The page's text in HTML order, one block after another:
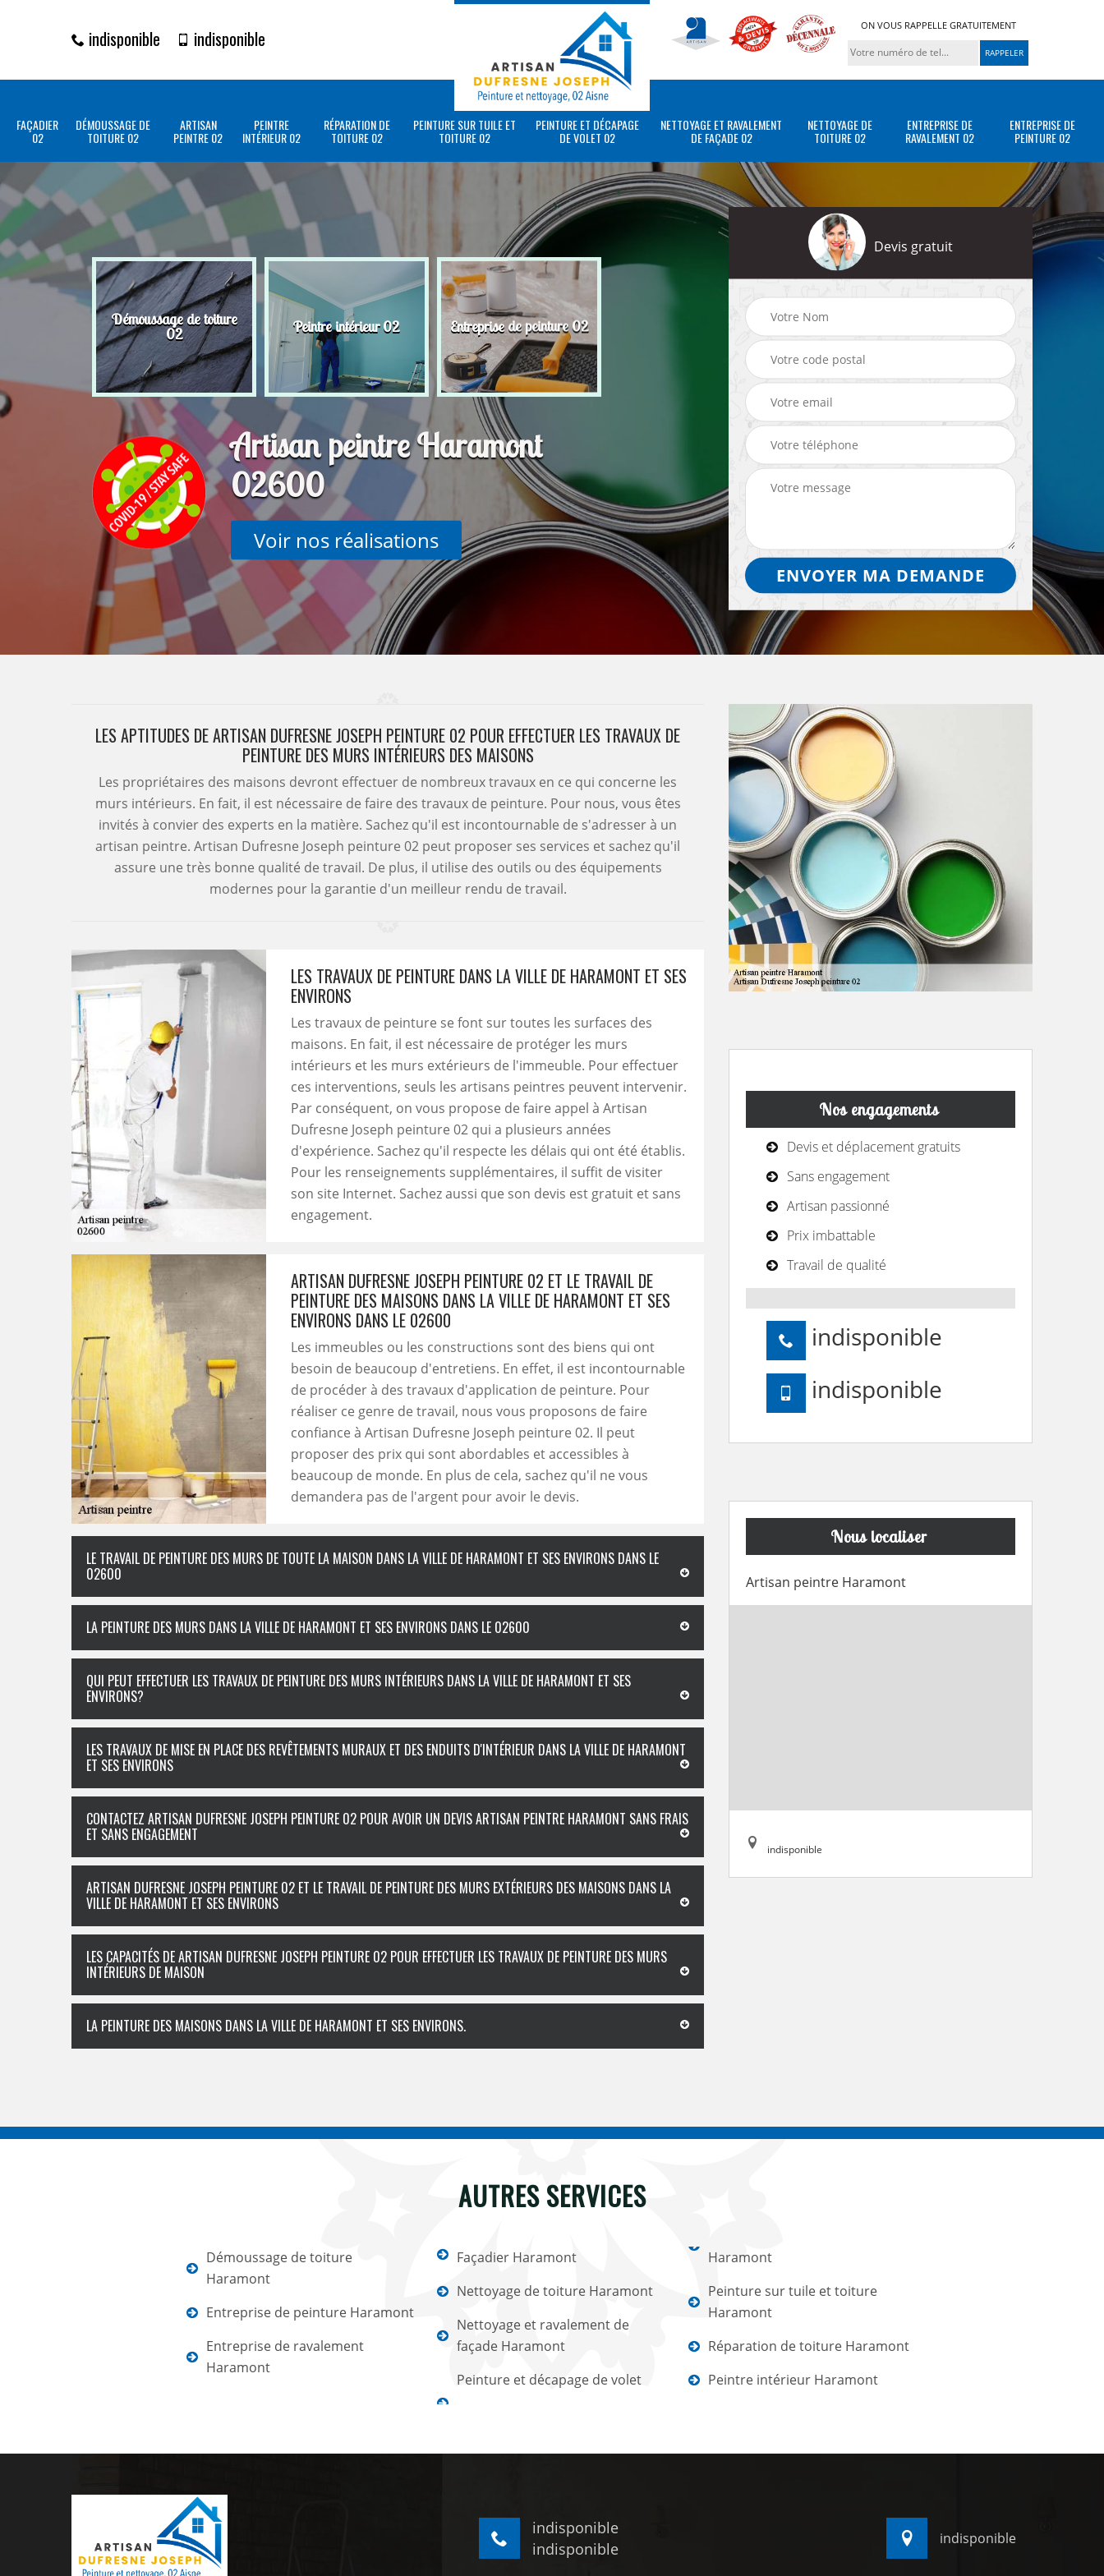
indisponible indisponible
ON VOUS RAPPELLE GRATUITEMENT
FAÇADIER
02
DÉMOUSSAGE DE
TOITURE 02
ARTISAN
PEINTRE 02
PEINTRE
INTÉRIEUR 02
RÉPARATION DE
TOITURE 02
PEINTURE SUR TUILE ET
TOITURE 02
PEINTURE ET DÉCAPAGE
DE VOLET 02
NETTOYAGE ET RAVALEMENT
DE FAÇADE 02
NETTOYAGE DE
TOITURE 02
ENTREPRISE DE
RAVALEMENT 02
ENTREPRISE DE
PEINTURE 02
Démoussage de toiture
02 Peintre intérieur 02 Entreprise de peinture 02
Artisan peintre Haramont
02600
Voir nos réalisations
Devis gratuit
LES APTITUDES DE ARTISAN DUFRESNE JOSEPH PEINTURE 02 POUR EFFECTUER LES TRAVAUX DE
PEINTURE DES MURS INTÉRIEURS DES MAISONS
Les propriétaires des maisons devront effectuer de nombreux travaux en ce qui concerne les
murs intérieurs. En fait, il est nécessaire de faire des travaux de peinture. Pour nous, vous êtes
invités à convier des experts en la matière. Sachez qu'il est incontournable de s'adresser à un
artisan peintre. Artisan Dufresne Joseph peinture 02 peut proposer ses services et sachez qu'il
assure une très bonne qualité de travail. De plus, il utilise des outils ou des équipements
modernes pour la garantie d'un meilleur rendu de travail.
LES TRAVAUX DE PEINTURE DANS LA VILLE DE HARAMONT ET SES
ENVIRONS
Les travaux de peinture se font sur toutes les surfaces des
maisons. En fait, il est nécessaire de protéger les murs
intérieurs et les murs extérieurs de l'immeuble. Pour effectuer
ces interventions, seuls les artisans peintres peuvent intervenir.
Par conséquent, on vous propose de faire appel à Artisan
Dufresne Joseph peinture 02 qui a plusieurs années
d'expérience. Sachez qu'il respecte les délais qui ont été établis.
Pour les renseignements supplémentaires, il suffit de visiter
son site Internet. Sachez aussi que son devis est gratuit et sans
engagement.
ARTISAN DUFRESNE JOSEPH PEINTURE 02 ET LE TRAVAIL DE
PEINTURE DES MAISONS DANS LA VILLE DE HARAMONT ET SES
ENVIRONS DANS LE 02600
Les immeubles ou les constructions sont des biens qui ont
besoin de beaucoup d'entretiens. En effet, il est incontournable
de procéder à des travaux d'application de peinture. Pour
réaliser ce genre de travail, nous vous proposons de faire
confiance à Artisan Dufresne Joseph peinture 02. Il peut
proposer des prix qui sont abordables et accessibles à
beaucoup de monde. En plus de cela, sachez qu'il ne vous
demandera pas de l'argent pour avoir le devis.
LE TRAVAIL DE PEINTURE DES MURS DE TOUTE LA MAISON DANS LA VILLE DE HARAMONT ET SES ENVIRONS DANS LE
02600
LA PEINTURE DES MURS DANS LA VILLE DE HARAMONT ET SES ENVIRONS DANS LE 02600
QUI PEUT EFFECTUER LES TRAVAUX DE PEINTURE DES MURS INTÉRIEURS DANS LA VILLE DE HARAMONT ET SES
ENVIRONS?
LES TRAVAUX DE MISE EN PLACE DES REVÊTEMENTS MURAUX ET DES ENDUITS D'INTÉRIEUR DANS LA VILLE DE HARAMONT
ET SES ENVIRONS
CONTACTEZ ARTISAN DUFRESNE JOSEPH PEINTURE 02 POUR AVOIR UN DEVIS ARTISAN PEINTRE HARAMONT SANS FRAIS
ET SANS ENGAGEMENT
ARTISAN DUFRESNE JOSEPH PEINTURE 02 ET LE TRAVAIL DE PEINTURE DES MURS EXTÉRIEURS DES MAISONS DANS LA
VILLE DE HARAMONT ET SES ENVIRONS
LES CAPACITÉS DE ARTISAN DUFRESNE JOSEPH PEINTURE 02 POUR EFFECTUER LES TRAVAUX DE PEINTURE DES MURS
INTÉRIEURS DE MAISON
LA PEINTURE DES MAISONS DANS LA VILLE DE HARAMONT ET SES ENVIRONS.
Nos engagements
Devis et déplacement gratuits
Sans engagement
Artisan passionné
Prix imbattable
Travail de qualité
indisponible
indisponible
Nous localiser
Artisan peintre Haramont
indisponible
AUTRES SERVICES
Démoussage de toiture
Haramont
Entreprise de peinture Haramont
Entreprise de ravalement
Haramont
Façadier Haramont
Nettoyage de toiture Haramont
Nettoyage et ravalement de
façade Haramont
Peinture et décapage de volet
Haramont
Peinture sur tuile et toiture
Haramont
Réparation de toiture Haramont
Peintre intérieur Haramont
indisponible
indisponible
indisponible